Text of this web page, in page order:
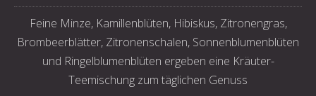
Feine Minze, Kamillenblüten, Hibiskus, Zitronengras,
Brombeerblätter, Zitronenschalen, Sonnenblumenblüten
und Ringelblumenblüten ergeben eine Kräuter-
Teemischung zum täglichen Genuss